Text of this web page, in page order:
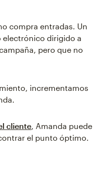
compra entradas. Un
electrónico dirigido a
pero que no
incrementamos
cliente, Amanda puede
el punto óptimo.